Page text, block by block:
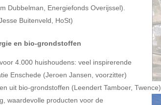
Dubbelman, Energiefonds Overijssel).
Buitenveld, HoSt)
en bio-grondstoffen
4.000 huishoudens: veel inspirerende
Enschede (Jeroen Jansen, voorzitter)
uit bio-grondstoffen (Leendert Tamboer, Twence)
waardevolle producten voor de